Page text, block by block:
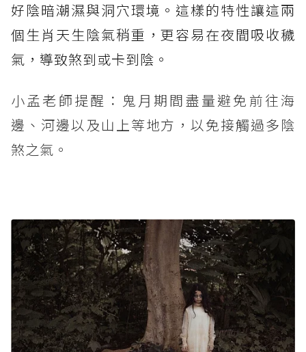
好陰暗潮濕與洞穴環境。這樣的特性讓這兩
個生肖天生陰氣稍重，更容易在夜間吸收穢
氣，導致煞到或卡到陰。
小孟老師提醒：鬼月期間盡量避免前往海
邊、河邊以及山上等地方，以免接觸過多陰
煞之氣。